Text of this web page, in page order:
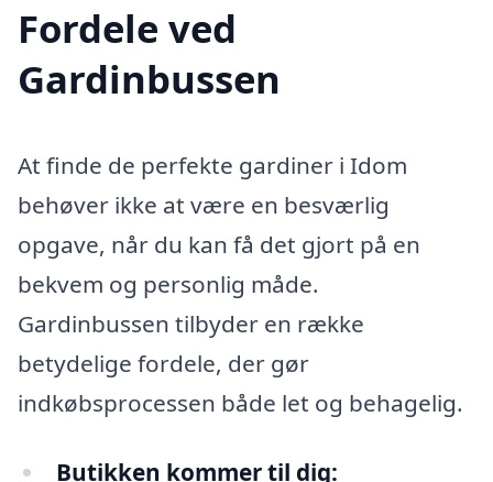
Fordele ved
Gardinbussen
At finde de perfekte gardiner i Idom
behøver ikke at være en besværlig
opgave, når du kan få det gjort på en
bekvem og personlig måde.
Gardinbussen tilbyder en række
betydelige fordele, der gør
indkøbsprocessen både let og behagelig.
Butikken kommer til dig: